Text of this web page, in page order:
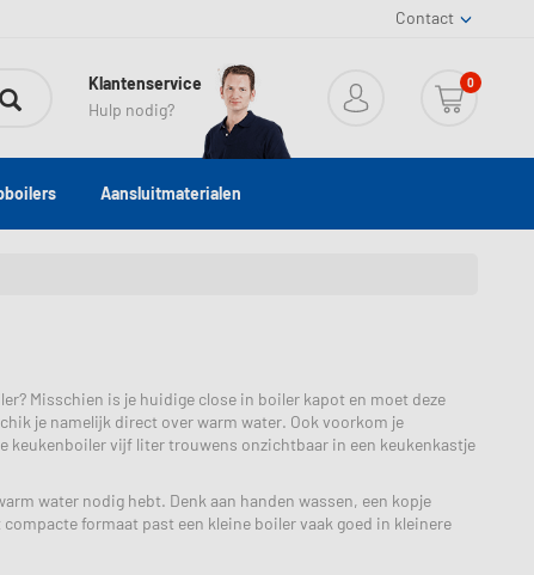
Contact
Klantenservice
Hulp nodig?
0
Aansluitmaterialen
Misschien is je huidige close in boiler kapot en moet deze
je namelijk direct over warm water. Ook voorkom je
keukenboiler vijf liter trouwens onzichtbaar in een keukenkastje
water nodig hebt. Denk aan handen wassen, een kopje
formaat past een kleine boiler vaak goed in kleinere